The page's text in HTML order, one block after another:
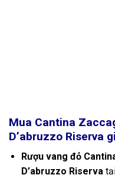
Mua Cantina
D’abruzzo Riserva
Rượu vang đỏ
D’abruzzo Riserva